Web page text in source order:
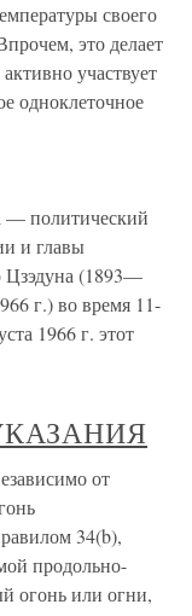
своего
это делает
участвует
одноклеточное
— политический
и главы
Цзэдуна (1893—
г.) во время 11-
1966 г. этот
от
34(b),
продольно-
огонь или огни,